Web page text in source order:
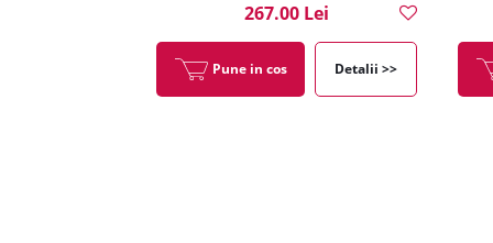
267.00 Lei
Pune in cos Detalii >>